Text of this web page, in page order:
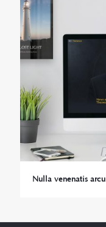
Nulla venenatis arcu